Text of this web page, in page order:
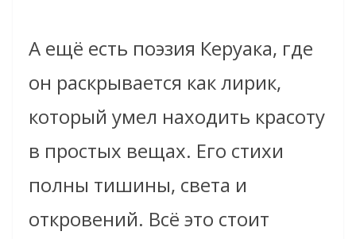
А ещё есть поэзия Керуака, где
он раскрывается как лирик,
который умел находить красоту
в простых вещах. Его стихи
полны тишины, света и
откровений. Всё это стоит